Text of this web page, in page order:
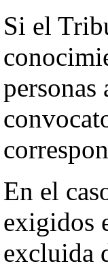
Si el
En el
exigidos
excluida